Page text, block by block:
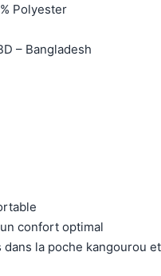
Polyester
– Bangladesh
confort optimal
la poche kangourou